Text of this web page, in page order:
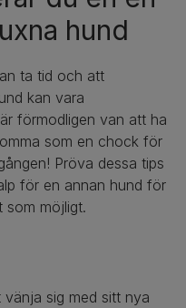
hund
ta tid och att
kan vara
förmodligen van att ha
som en chock för
Pröva dessa tips
för en annan hund för
som möjligt.
sig med sitt nya